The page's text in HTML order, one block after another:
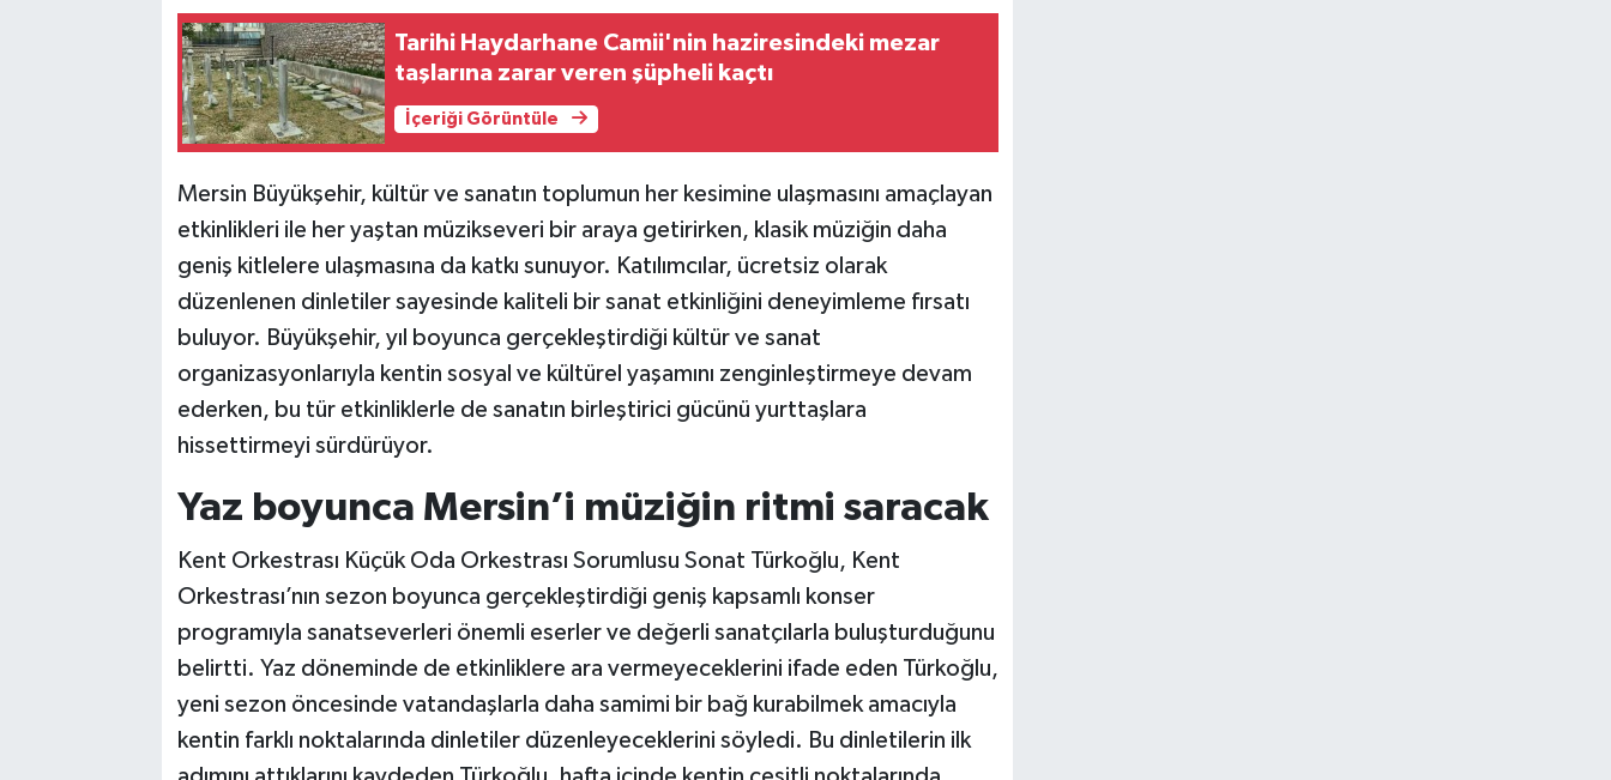
Tarihi Haydarhane Camii'nin haziresindeki mezar
taşlarına zarar veren şüpheli kaçtı
İçeriği Görüntüle
Mersin Büyükşehir, kültür ve sanatın toplumun her kesimine ulaşmasını amaçlayan
etkinlikleri ile her yaştan müzikseveri bir araya getirirken, klasik müziğin daha
geniş kitlelere ulaşmasına da katkı sunuyor. Katılımcılar, ücretsiz olarak
düzenlenen dinletiler sayesinde kaliteli bir sanat etkinliğini deneyimleme fırsatı
buluyor. Büyükşehir, yıl boyunca gerçekleştirdiği kültür ve sanat
organizasyonlarıyla kentin sosyal ve kültürel yaşamını zenginleştirmeye devam
ederken, bu tür etkinliklerle de sanatın birleştirici gücünü yurttaşlara
hissettirmeyi sürdürüyor.
Yaz boyunca Mersin’i müziğin ritmi saracak
Kent Orkestrası Küçük Oda Orkestrası Sorumlusu Sonat Türkoğlu, Kent
Orkestrası’nın sezon boyunca gerçekleştirdiği geniş kapsamlı konser
programıyla sanatseverleri önemli eserler ve değerli sanatçılarla buluşturduğunu
belirtti. Yaz döneminde de etkinliklere ara vermeyeceklerini ifade eden Türkoğlu,
yeni sezon öncesinde vatandaşlarla daha samimi bir bağ kurabilmek amacıyla
kentin farklı noktalarında dinletiler düzenleyeceklerini söyledi. Bu dinletilerin ilk